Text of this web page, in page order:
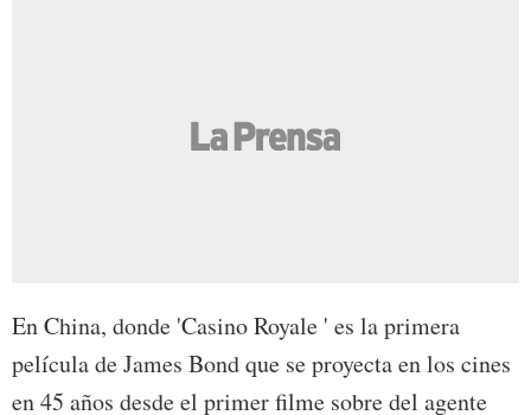
En China, donde 'Casino Royale ' es la primera
película de James Bond que se proyecta en los cines
en 45 años desde el primer filme sobre del agente